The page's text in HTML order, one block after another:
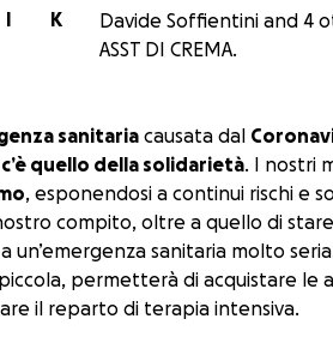
K
I
Davide Soffientini and 4
ASST DI CREMA.
sanitaria causata dal
quello della solidarietà. I nostri
, esponendosi a continui rischi e
compito, oltre a quello di
un’emergenza sanitaria molto
permetterà di acquistare le
il reparto di terapia intensiva.